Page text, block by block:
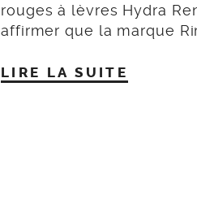
rouges à lèvres Hydra
affirmer que la marque
LIRE LA SUITE